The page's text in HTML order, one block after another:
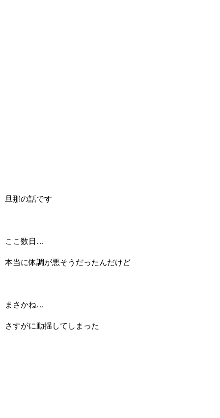
旦那の話です
ここ数日…
本当に体調が悪そうだったんだけど
まさかね…
さすがに動揺してしまった